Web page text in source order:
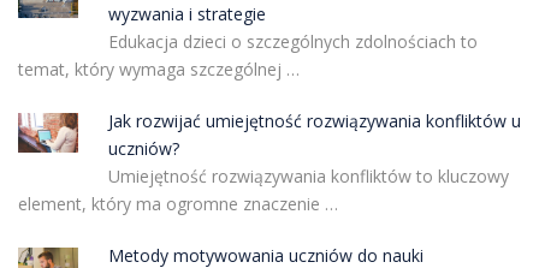
wyzwania i strategie
Edukacja dzieci o szczególnych zdolnościach to
temat, który wymaga szczególnej …
Jak rozwijać umiejętność rozwiązywania konfliktów u
uczniów?
Umiejętność rozwiązywania konfliktów to kluczowy
element, który ma ogromne znaczenie …
Metody motywowania uczniów do nauki